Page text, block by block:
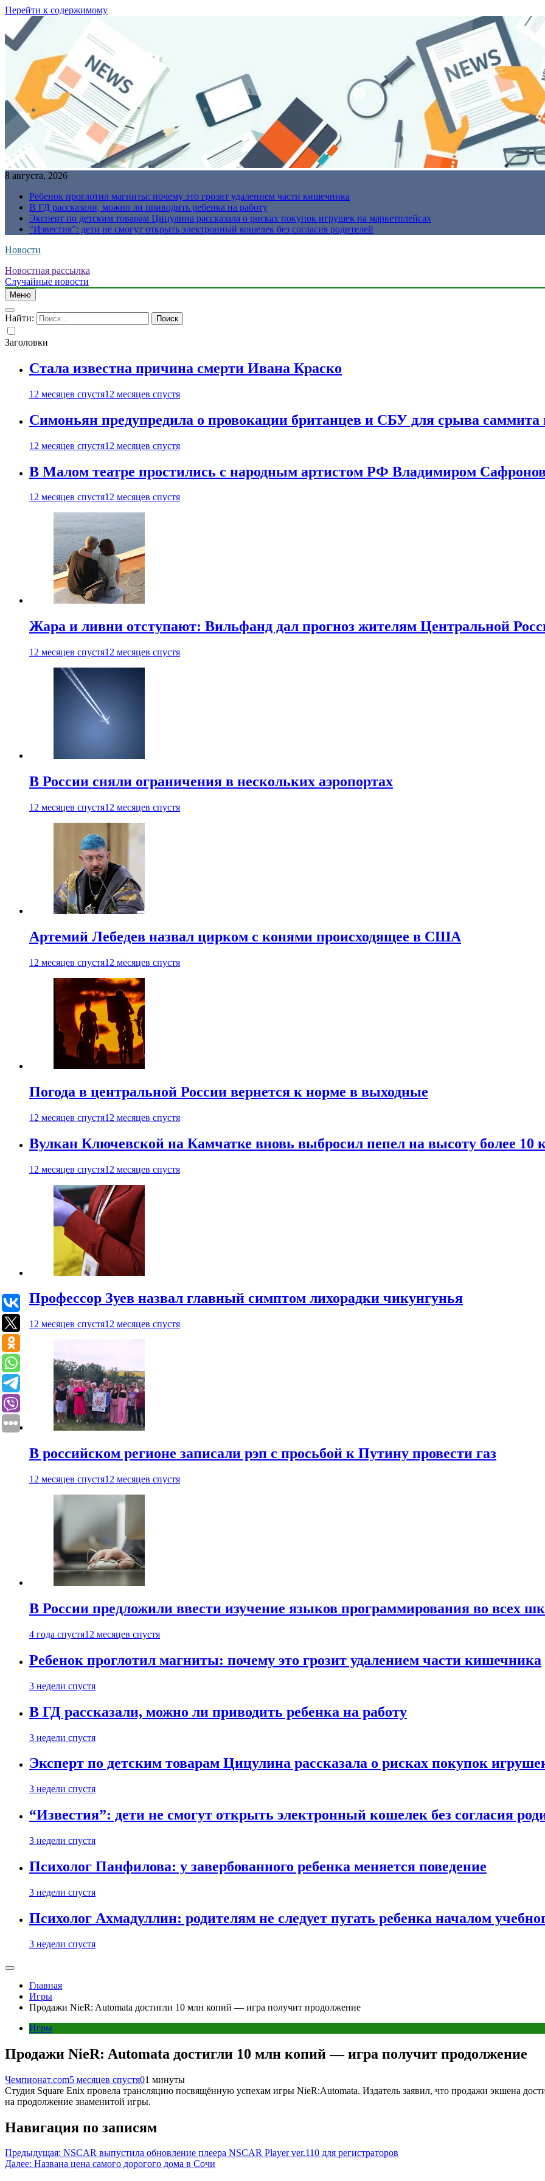
Перейти к содержимому
8 августа, 2026
Ребенок проглотил магниты: почему это грозит удалением части кишечника
В ГД рассказали, можно ли приводить ребенка на работу
Эксперт по детским товарам Цицулина рассказала о рисках покупок игрушек на маркетплейсах
“Известия”: дети не смогут открыть электронный кошелек без согласия родителей
Новости
Новостная рассылка
Случайные новости
Меню
Найти:
Заголовки
Стала известна причина смерти Ивана Краско
12 месяцев спустя12 месяцев спустя
Симоньян предупредила о провокации британцев и СБУ для срыва саммита
12 месяцев спустя12 месяцев спустя
В Малом театре простились с народным артистом РФ Владимиром
12 месяцев спустя12 месяцев спустя
Жара и ливни отступают: Вильфанд дал прогноз жителям Центральной
12 месяцев спустя12 месяцев спустя
В России сняли ограничения в нескольких аэропортах
12 месяцев спустя12 месяцев спустя
Артемий Лебедев назвал цирком с конями происходящее в США
12 месяцев спустя12 месяцев спустя
Погода в центральной России вернется к норме в выходные
12 месяцев спустя12 месяцев спустя
Вулкан Ключевской на Камчатке вновь выбросил пепел на высоту более 10
12 месяцев спустя12 месяцев спустя
Профессор Зуев назвал главный симптом лихорадки чикунгунья
12 месяцев спустя12 месяцев спустя
В российском регионе записали рэп с просьбой к Путину провести газ
12 месяцев спустя12 месяцев спустя
В России предложили ввести изучение языков программирования во всех
4 года спустя12 месяцев спустя
Ребенок проглотил магниты: почему это грозит удалением части кишечника
3 недели спустя
В ГД рассказали, можно ли приводить ребенка на работу
3 недели спустя
Эксперт по детским товарам Цицулина рассказала о рисках покупок
3 недели спустя
“Известия”: дети не смогут открыть электронный кошелек без согласия
3 недели спустя
Психолог Панфилова: у завербованного ребенка меняется поведение
3 недели спустя
Психолог Ахмадуллин: родителям не следует пугать ребенка началом
3 недели спустя
Главная
Игры
Продажи NieR: Automata достигли 10 млн копий — игра получит продолжение
Игры
Продажи NieR: Automata достигли 10 млн копий — игра получит продолжение
Чемпионат.com5 месяцев спустя01 минуты
Студия Square Enix провела трансляцию посвящённую успехам игры NieR:Automata. Издатель заявил, что продажи экшена
на продолжение знаменитой игры.
Навигация по записям
Предыдущая: NSCAR выпустила обновление плеера NSCAR Player ver.110 для регистраторов
Далее: Названа цена самого дорогого дома в Сочи